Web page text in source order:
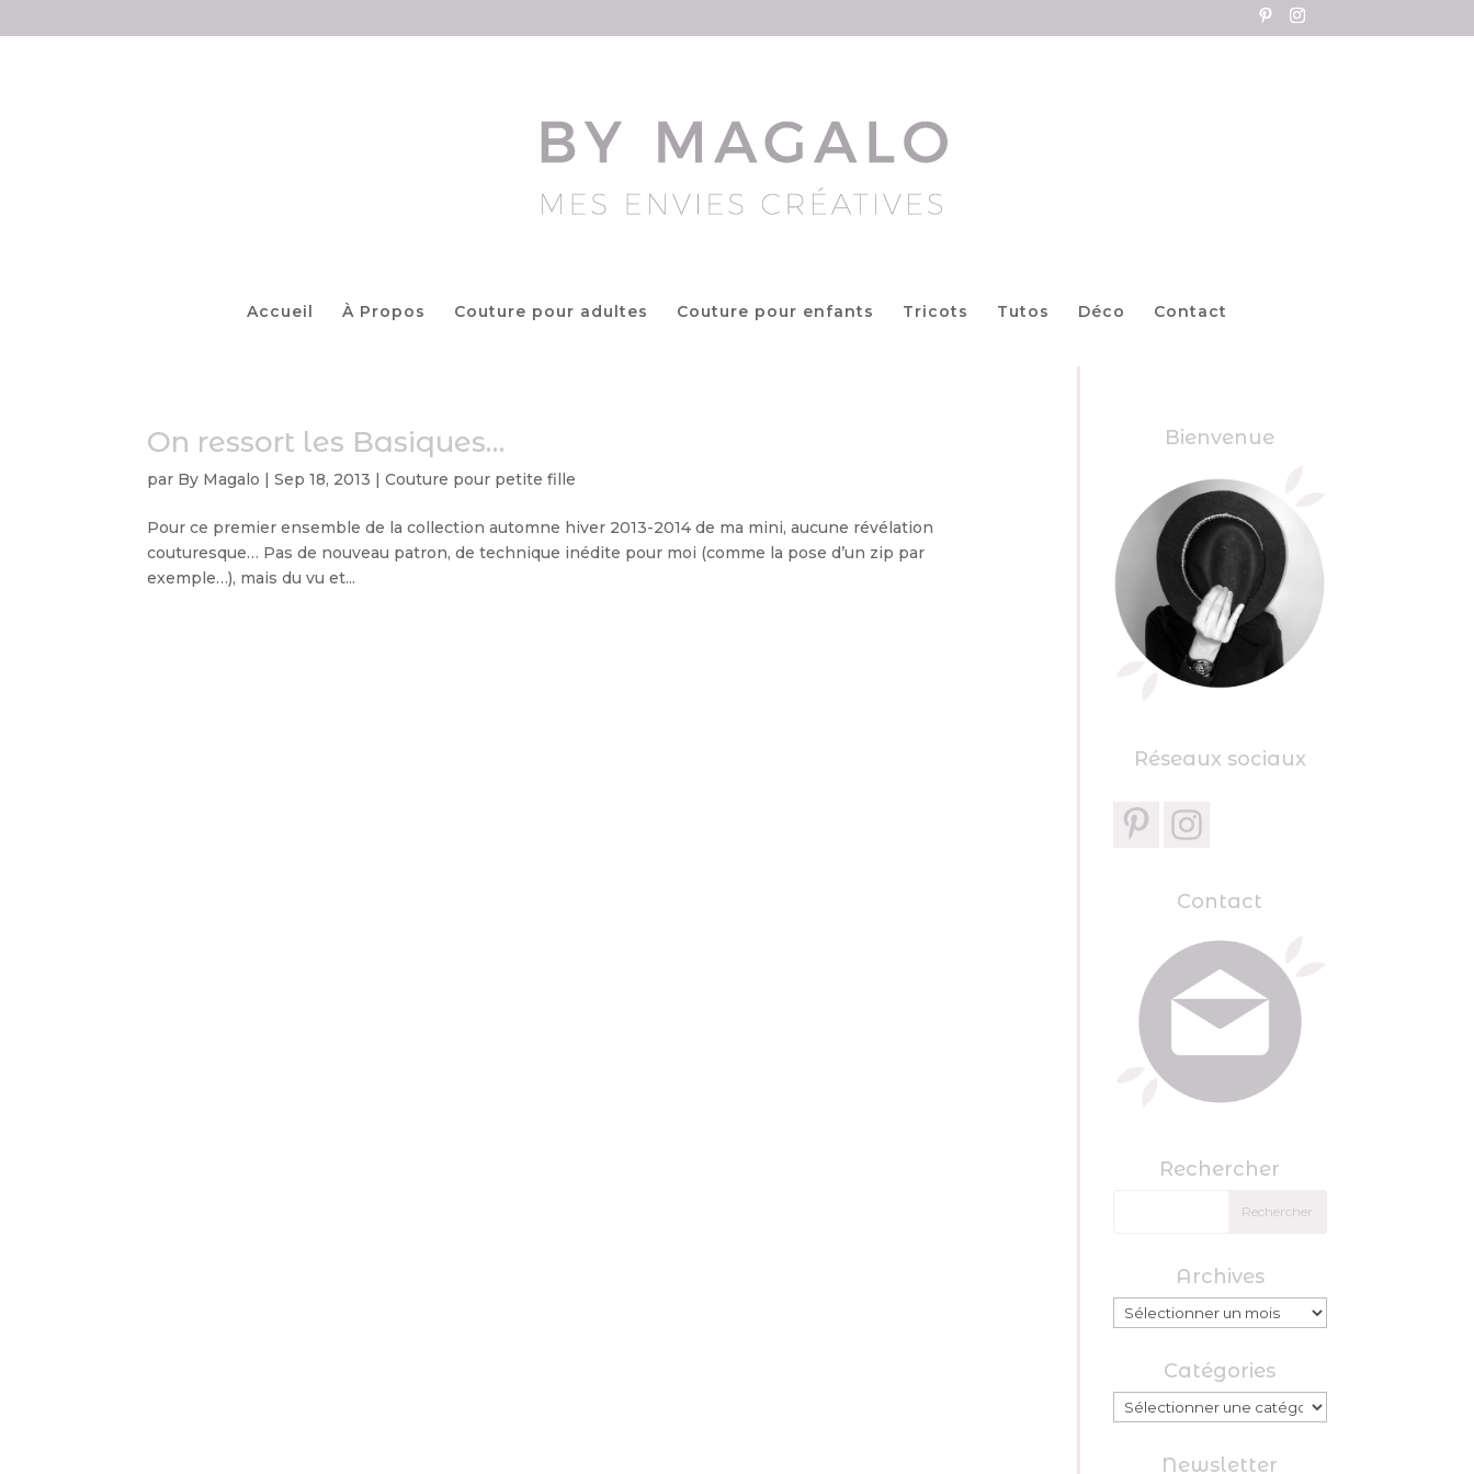
Accueil À Propos Couture pour adultes Couture pour enfants Tricots Tutos Déco Contact
On ressort les Basiques…
par By Magalo |Sep 18, 2013 |Couture pour petite fille
Pour ce premier ensemble de la collection automne hiver 2013-2014 de ma mini, aucune révélation
couturesque… Pas de nouveau patron, de technique inédite pour moi (comme la pose d’un zip par
exemple…), mais du vu et...
Bienvenue
Réseaux sociaux
Contact
Rechercher
Archives
Archives
Catégories
Catégories
Newsletter